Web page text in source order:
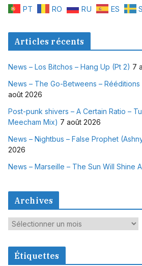
PT
RO RU ES
Articles récents
News – Los Bitchos – Hang Up (Pt 2) 7
News – The Go-Betweens –
août 2026
Post-punk shivers – A Certain Ratio –
Meecham Mix) 7 août 2026
News – Nightbus – False Prophet
2026
News – Marseille – The Sun Will Shine
Archives
A
c
Étiquettes